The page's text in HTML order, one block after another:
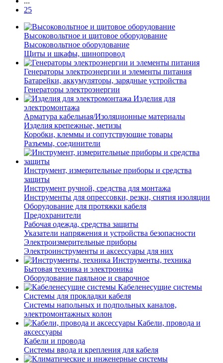
25
Высоковольтное и щитовое оборудование
Высоковольтное оборудование
Щиты и шкафы, шинопровод
Генераторы электроэнергии и элементы питания
Батарейки, аккумуляторы, зарядные устройства
Генераторы электроэнергии
Изделия для
электромонтажа
Арматура кабельная/Изоляционные материалы
Изделия крепежные, метизы
Коробки, клеммы и сопутствующие товары
Разъемы, соединители
Инструмент, измерительные приборы и средства
защиты
Инструмент ручной, средства для монтажа
Инструменты для опрессовки, резки, снятия изоляции
Оборудование для протяжки кабеля
Предохранители
Рабочая одежда, средства защиты
Указатели напряжения и устройства безопасности
Электроизмерительные приборы
Электроинструменты и аксессуары для них
Инструменты, техника
Бытовая техника и электроника
Оборудование паяльное и сварочное
Кабеленесущие системы
Системы для прокладки кабеля
Системы напольных и подпольных каналов,
электромонтажных колон
Кабели, провода и
аксессуары
Кабели и провода
Системы ввода и крепления для кабеля